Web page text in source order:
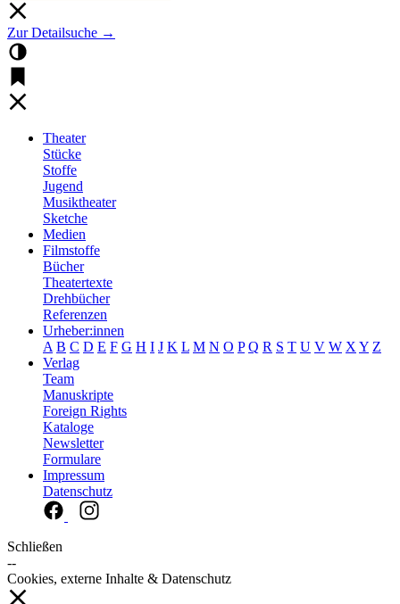
Zur Detailsuche →
Theater
Stücke
Stoffe
Jugend
Musiktheater
Sketche
Medien
Filmstoffe
Bücher
Theatertexte
Drehbücher
Referenzen
Urheber:innen
A B C D E F G H I J K L M N O P Q R S T U V W X Y Z
Verlag
Team
Manuskripte
Foreign Rights
Kataloge
Newsletter
Formulare
Impressum
Datenschutz
Schließen
--
Cookies, externe Inhalte & Datenschutz